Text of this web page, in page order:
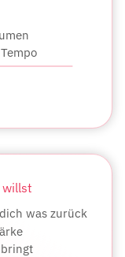
willst
was zurück